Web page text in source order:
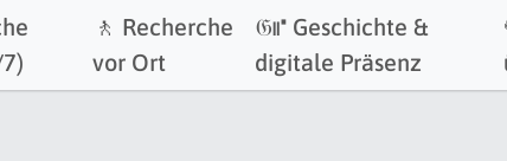
🚶 Recherche
vor Ort
𝔊⑈ Geschichte &
digitale Präsenz